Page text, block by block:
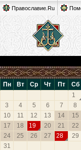
Православие.Ru
Пн Вт Ср Чт Пт Сб
1
3
4 5 6 7 8
10
11 12 13 14 15
17
18 19 20 21 22
24
25 26 27 28 29
31